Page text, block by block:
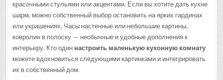
красочными стульями или акцентами. Если вы хотите дать кухне
шарм, можно собственный выбор остановить на ярких гардинах
или украшениях. Часы настенные или небольшие картины,
ковролин в полоску — необычные и удобные дополнения к
интерьеру. Кто один настроить маленькую кухонную комнату
можете вдохновиться следующими картинками и интегрировать
их в собственный дом.